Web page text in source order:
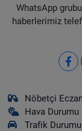
WhatsApp
haberlerimiz
Nöbetçi
Hava Durumu
Trafik Durumu